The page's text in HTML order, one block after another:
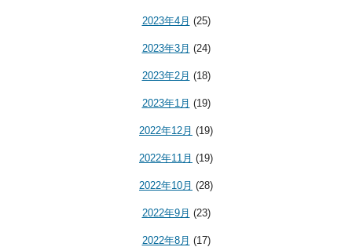
2023年4月 (25)
2023年3月 (24)
2023年2月 (18)
2023年1月 (19)
2022年12月 (19)
2022年11月 (19)
2022年10月 (28)
2022年9月 (23)
2022年8月 (17)